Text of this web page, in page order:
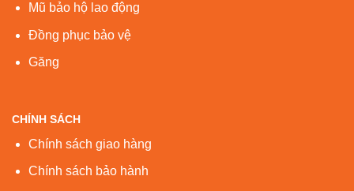
Mũ bảo hộ lao động
Đồng phục bảo vệ
Găng
CHÍNH SÁCH
Chính sách giao hàng
Chính sách bảo hành